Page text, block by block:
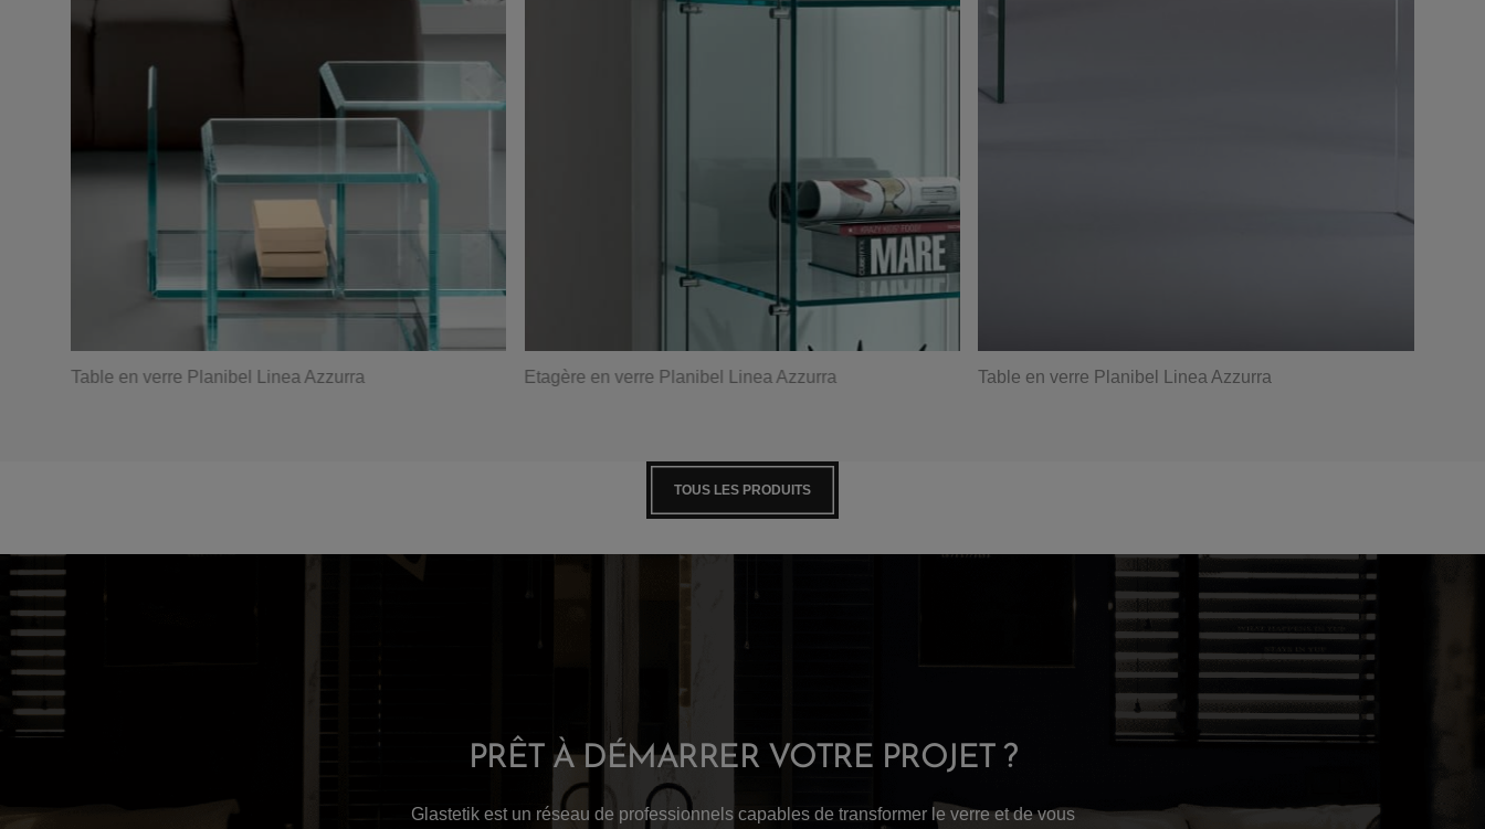
Table en verre Planibel Linea Azzurra Etagère en verre Planibel Linea Azzurra Table en verre Planibel Linea Azzurra
TOUS LES PRODUITS
PRÊT À DÉMARRER VOTRE PROJET ?
Glastetik est un réseau de professionnels capables de transformer le verre et de vous